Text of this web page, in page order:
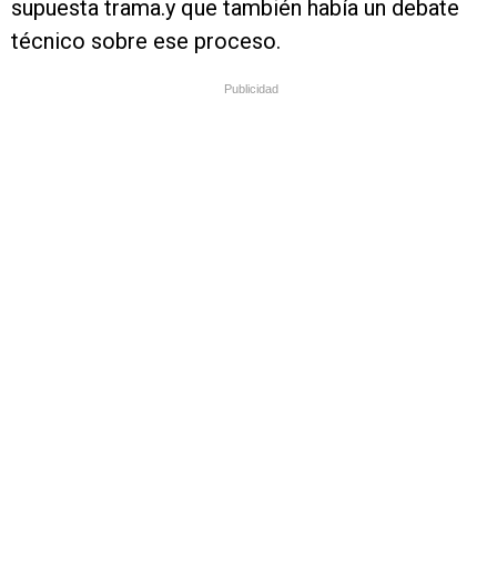
supuesta trama.y que también había un debate
técnico sobre ese proceso.
Publicidad